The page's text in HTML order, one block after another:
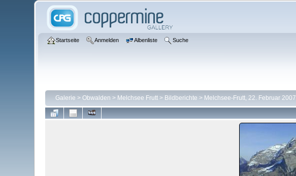
Startseite Anmelden Albenliste Suche
Galerie > Obwalden > Melchsee Frutt> Bildberichte > Melchsee-Frutt, 22. Februar 2007